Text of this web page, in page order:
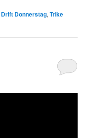
Drift Donnerstag,Trike